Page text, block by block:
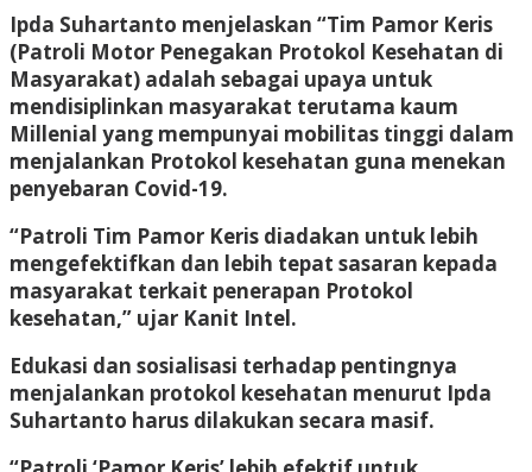
Ipda Suhartanto menjelaskan “Tim Pamor Keris
(Patroli Motor Penegakan Protokol Kesehatan di
Masyarakat) adalah sebagai upaya untuk
mendisiplinkan masyarakat terutama kaum
Millenial yang mempunyai mobilitas tinggi dalam
menjalankan Protokol kesehatan guna menekan
penyebaran Covid-19.
“Patroli Tim Pamor Keris diadakan untuk lebih
mengefektifkan dan lebih tepat sasaran kepada
masyarakat terkait penerapan Protokol
kesehatan,” ujar Kanit Intel.
Edukasi dan sosialisasi terhadap pentingnya
menjalankan protokol kesehatan menurut Ipda
Suhartanto harus dilakukan secara masif.